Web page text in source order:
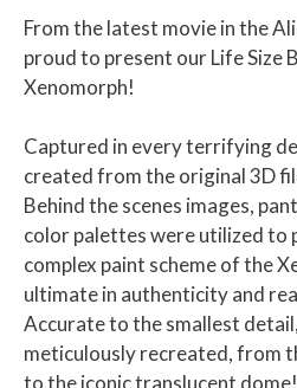
From the latest movie in the
proud to present our Life Size
Xenomorph!
Captured in every terrifying
created from the original 3D
Behind the scenes images,
color palettes were utilized
complex paint scheme of the
ultimate in authenticity and
Accurate to the smallest
meticulously recreated, from